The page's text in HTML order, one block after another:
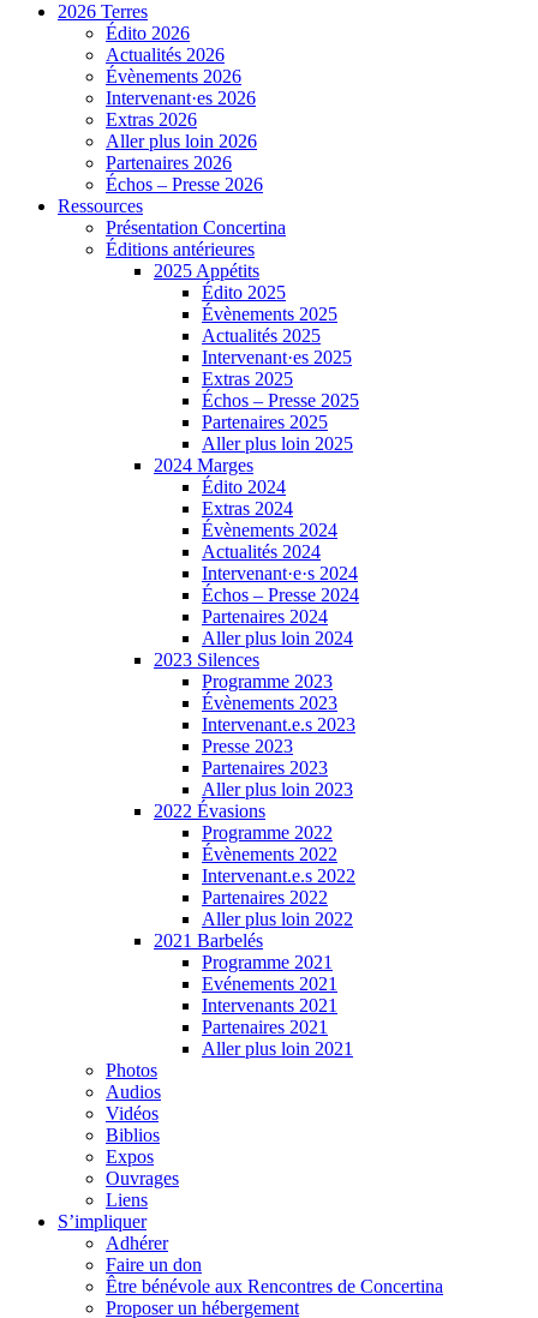
2026 Terres
Édito 2026
Actualités 2026
Évènements 2026
Intervenant·es 2026
Extras 2026
Aller plus loin 2026
Partenaires 2026
Échos – Presse 2026
Ressources
Présentation Concertina
Éditions antérieures
2025 Appétits
Édito 2025
Évènements 2025
Actualités 2025
Intervenant·es 2025
Extras 2025
Échos – Presse 2025
Partenaires 2025
Aller plus loin 2025
2024 Marges
Édito 2024
Extras 2024
Évènements 2024
Actualités 2024
Intervenant·e·s 2024
Échos – Presse 2024
Partenaires 2024
Aller plus loin 2024
2023 Silences
Programme 2023
Évènements 2023
Intervenant.e.s 2023
Presse 2023
Partenaires 2023
Aller plus loin 2023
2022 Évasions
Programme 2022
Évènements 2022
Intervenant.e.s 2022
Partenaires 2022
Aller plus loin 2022
2021 Barbelés
Programme 2021
Evénements 2021
Intervenants 2021
Partenaires 2021
Aller plus loin 2021
Photos
Audios
Vidéos
Biblios
Expos
Ouvrages
Liens
S’impliquer
Adhérer
Faire un don
Être bénévole aux Rencontres de Concertina
Proposer un hébergement